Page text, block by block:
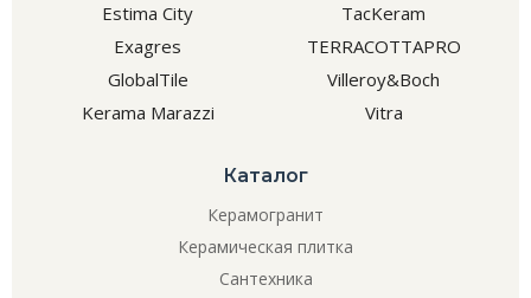
Estima City
Exagres
GlobalTile
Kerama Marazzi
TacKeram
TERRACOTTAPRO
Villeroy&Boch
Vitra
Каталог
Керамогранит
Керамическая плитка
Сантехника